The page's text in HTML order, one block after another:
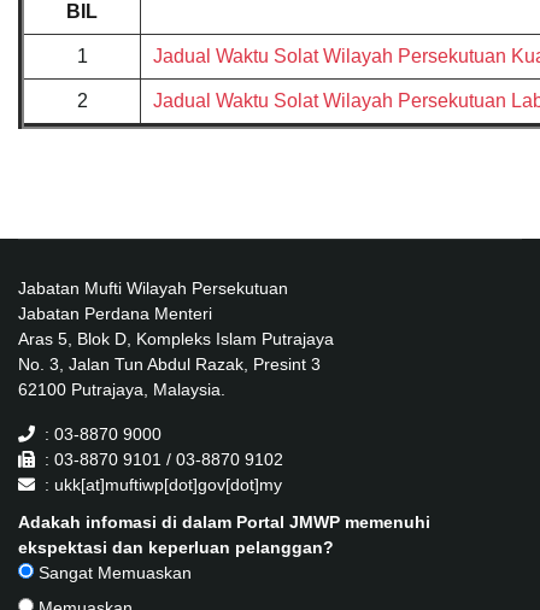
BIL
1 Jadual Waktu Solat Wilayah Persekutuan
2 Jadual Waktu Solat Wilayah Persekutuan
Jabatan Mufti Wilayah Persekutuan
Jabatan Perdana Menteri
Aras 5, Blok D, Kompleks Islam Putrajaya
No. 3, Jalan Tun Abdul Razak, Presint 3
62100 Putrajaya, Malaysia.
: 03-8870 9000
: 03-8870 9101 / 03-8870 9102
: ukk[at]muftiwp[dot]gov[dot]my
Adakah infomasi di dalam Portal JMWP memenuhi
ekspektasi dan keperluan pelanggan?
Sangat Memuaskan